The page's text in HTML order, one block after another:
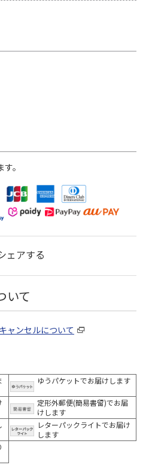
。
ェアする
いて
ャンセルについて
ゆうパケットでお届けします
定形外郵便(簡易書留)でお届
けします
レターパックライトでお届け
します